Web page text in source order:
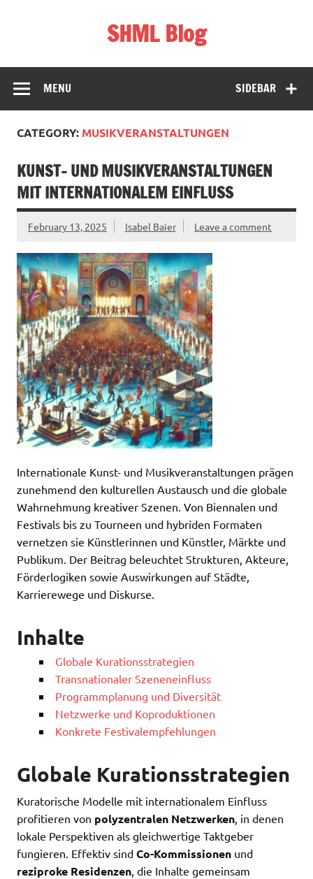
SHML Blog
SIDEBAR
MENU
CATEGORY: MUSIKVERANSTALTUNGEN
KUNST- UND MUSIKVERANSTALTUNGEN
MIT INTERNATIONALEM EINFLUSS
February 13, 2025 Isabel Baier Leave a comment
Internationale Kunst- und Musikveranstaltungen prägen
zunehmend den kulturellen Austausch und die globale
Wahrnehmung kreativer Szenen. Von Biennalen und
Festivals bis zu Tourneen und hybriden Formaten
vernetzen sie Künstlerinnen und Künstler, Märkte und
Publikum. Der Beitrag beleuchtet Strukturen, Akteure,
Förderlogiken sowie Auswirkungen auf Städte,
Karrierewege und Diskurse.
Inhalte
Globale Kurationsstrategien
Transnationaler Szeneneinfluss
Programmplanung und Diversität
Netzwerke und Koproduktionen
Konkrete Festivalempfehlungen
Globale Kurationsstrategien
Kuratorische Modelle mit internationalem Einfluss
profitieren von polyzentralen Netzwerken , in denen
lokale Perspektiven als gleichwertige Taktgeber
fungieren. Effektiv sind Co-Kommissionen und
reziproke Residenzen , die Inhalte gemeinsam